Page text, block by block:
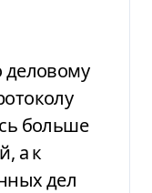
больше
а к
дел